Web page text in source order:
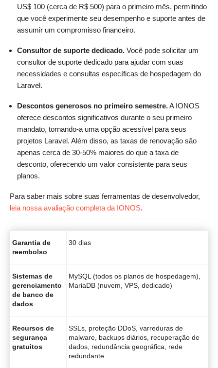
US$ 100 (cerca de R$ 500) para o primeiro mês, permitindo
que você experimente seu desempenho e suporte antes de
assumir um compromisso financeiro.
Consultor de suporte dedicado. Você pode solicitar um
consultor de suporte dedicado para ajudar com suas
necessidades e consultas específicas de hospedagem do
Laravel.
Descontos generosos no primeiro semestre.A IONOS
oferece descontos significativos durante o seu primeiro
mandato, tornando-a uma opção acessível para seus
projetos Laravel. Além disso, as taxas de renovação são
apenas cerca de 30-50% maiores do que a taxa de
desconto, oferecendo um valor consistente para seus
planos.
Para saber mais sobre suas ferramentas de desenvolvedor,
leia nossa avaliação completa da IONOS.
Garantia de
reembolso
30 dias
Sistemas de
gerenciamento
de banco de
dados
MySQL (todos os planos de hospedagem),
MariaDB (nuvem, VPS, dedicado)
Recursos de
segurança
gratuitos
SSLs, proteção DDoS, varreduras de
malware, backups diários, recuperação de
dados, redundância geográfica, rede
redundante